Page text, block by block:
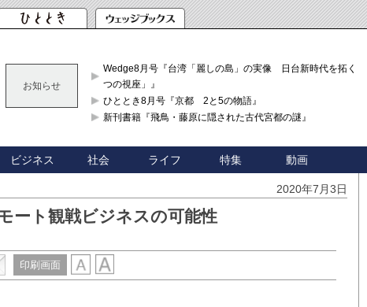
お知らせ
Wedge8月号『台湾「麗しの島」の実像 日台新時代を拓く「3
つの視座」』
ひととき8月号『京都 2と5の物語』
新刊書籍『飛鳥・藤原に隠された古代宮都の謎』
ビジネス 社会 ライフ 特集 動画
2020年7月3日
ート観戦ビジネスの可能性
印刷画面